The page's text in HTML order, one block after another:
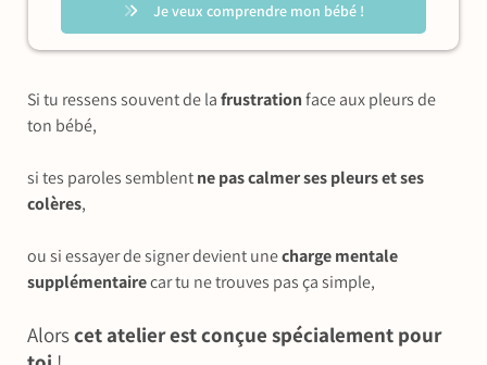
Je veux comprendre mon bébé !
Si tu ressens souvent de lafrustrationface aux pleurs de
ton bébé,
si tes paroles semblentne pas calmer ses pleurs et ses
colères,
ou si essayer de signer devient unecharge mentale
supplémentairecar tu ne trouves pas ça simple,
Alorscet atelier est conçue spécialement pour